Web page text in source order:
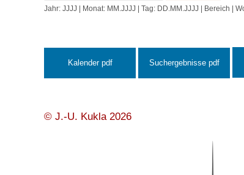
Jahr: JJJJ | Monat: MM.JJJJ | Tag: DD.MM.JJJJ | Bereich |
Kalender pdf Suchergebnisse pdf
© J.-U. Kukla 2026